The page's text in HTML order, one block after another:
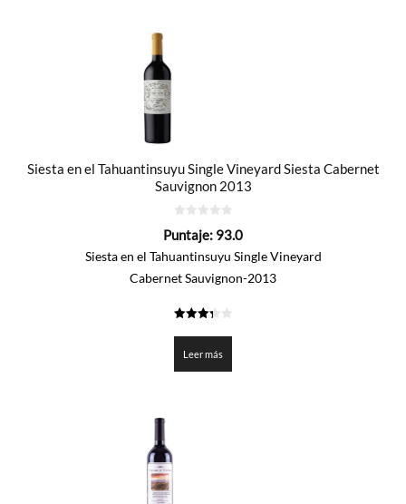
Siesta en el Tahuantinsuyu Single Vineyard Siesta Cabernet
Sauvignon 2013
de
Puntaje: 93.0
Siesta en el Tahuantinsuyu Single Vineyard
Cabernet Sauvignon-2013
de 5
Leer más